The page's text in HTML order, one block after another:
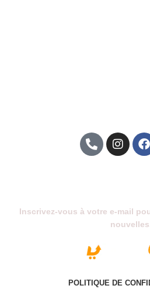
Inscrivez-vous à votre e-mail
POLITIQUE DE